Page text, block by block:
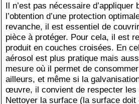
Il n’est pas nécessaire d’appliquer
l’obtention d’une protection
revanche, il est essentiel de
pièce à protéger. Pour cela, il est
produit en couches croisées. En
aérosol est plus pratique mais
mesure où il permet de
ailleurs, et même si la
œuvre, il convient de respecter
Nettoyer la surface (la surface